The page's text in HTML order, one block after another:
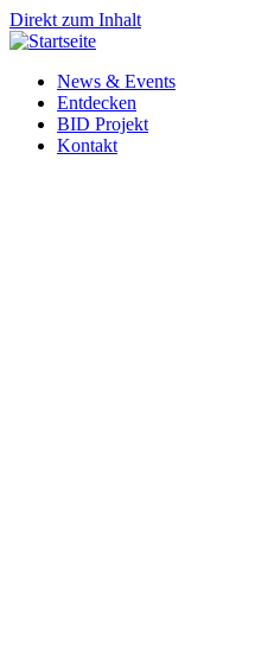
Direkt zum Inhalt
News & Events
Entdecken
BID Projekt
Kontakt